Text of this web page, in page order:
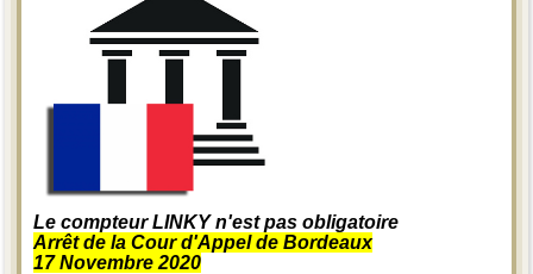
Le compteur LINKY n'est pas obligatoire
Arrêt de la Cour d'Appel de Bordeaux
17 Novembre 2020